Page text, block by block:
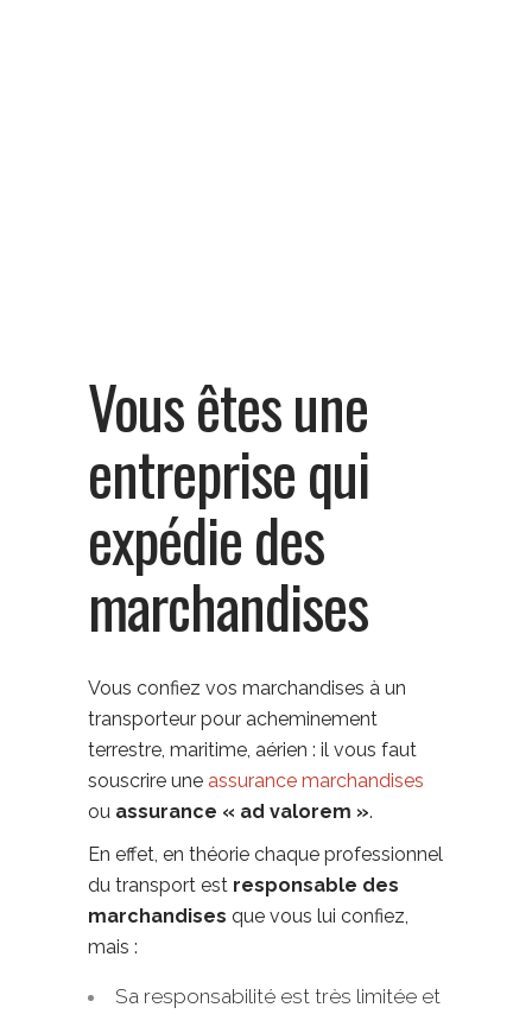
Vous êtes une
entreprise qui
expédie des
marchandises
Vous confiez vos marchandises à un
transporteur pour acheminement
terrestre, maritime, aérien : il vous faut
souscrire une assurance marchandises
ou assurance « ad valorem ».
En effet, en théorie chaque professionnel
du transport est responsable des
marchandises que vous lui confiez,
mais :
Sa responsabilité est très limitée et